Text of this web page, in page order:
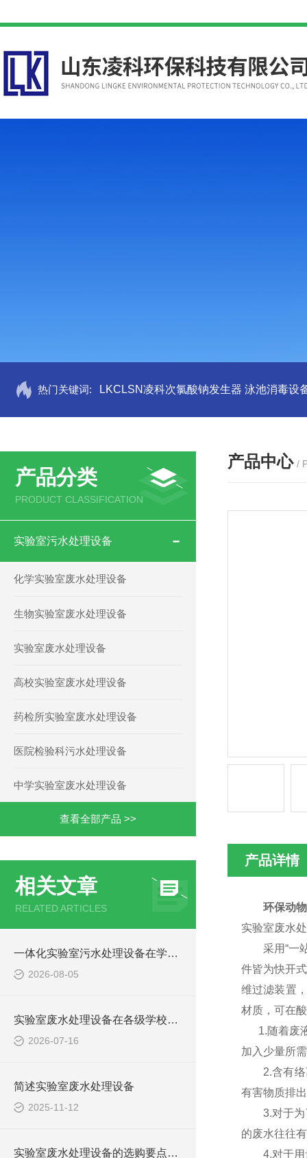
热门关键词: LKCLSN凌科次氯酸钠发生器 泳池消毒设
产品分类
PRODUCT CLASSIFICATION
实验室污水处理设备
化学实验室废水处理设备
生物实验室废水处理设备
实验室废水处理设备
高校实验室废水处理设备
药检所实验室废水处理设备
医院检验科污水处理设备
中学实验室废水处理设备
查看全部产品 >>
相关文章
RELATED ARTICLES
一体化实验室污水处理设备在学校化学实验室的应用
2026-08-05
实验室废水处理设备在各级学校的应用
2026-07-16
简述实验室废水处理设备
2025-11-12
实验室废水处理设备的选购要点，你知道多少？
产品中心 /
产品详情
环保动
实验室废水
采用“一
件皆为快开
维过滤装置
材质，可在
1.随着废液
加入少量所
2.含有络离
有害物质排
3.对于为了
的废水往往
4.对于用量